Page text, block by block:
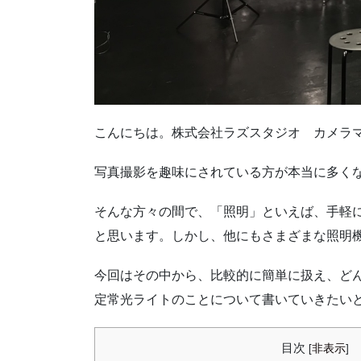
こんにちは。株式会社ラズスタジオ カメラ
写真撮影を趣味にされている方が本当に多く
そんな方々の間で、「照明」といえば、手
と思います。しかし、他にもさまざまな照明
今回はその中から、比較的に簡単に扱え、
定常光ライトのことについて書いていきたい
目次 [非表示]